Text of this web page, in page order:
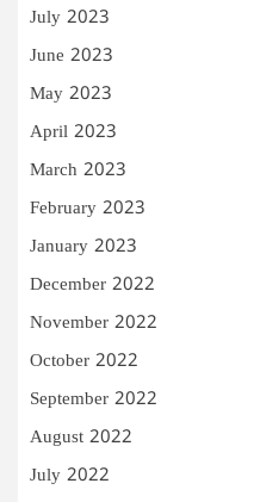
July 2023
June 2023
May 2023
April 2023
March 2023
February 2023
January 2023
December 2022
November 2022
October 2022
September 2022
August 2022
July 2022